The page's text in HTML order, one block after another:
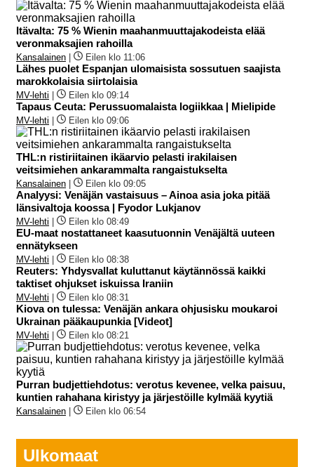
Itävalta: 75 % Wienin maahanmuuttajakodeista elää
veronmaksajien rahoilla
Kansalainen Eilen klo 11:06
Lähes puolet Espanjan ulomaisista sossutuen saajista
marokkolaisia siirtolaisia
MV-lehti Eilen klo 09:14
Tapaus Ceuta: Perussuomalaista logiikkaa | Mielipide
MV-lehti Eilen klo 09:06
THL:n ristiriitainen ikäarvio pelasti irakilaisen
veitsimiehen ankarammalta rangaistukselta
Kansalainen Eilen klo 09:05
Analyysi: Venäjän vastaisuus – Ainoa asia joka pitää
länsivaltoja koossa | Fyodor Lukjanov
MV-lehti Eilen klo 08:49
EU-maat nostattaneet kaasutuonnin Venäjältä uuteen
ennätykseen
MV-lehti Eilen klo 08:38
Reuters: Yhdysvallat kuluttanut käytännössä kaikki
taktiset ohjukset iskuissa Iraniin
MV-lehti Eilen klo 08:31
Kiova on tulessa: Venäjän ankara ohjusisku moukaroi
Ukrainan pääkaupunkia [Videot]
MV-lehti Eilen klo 08:21
Purran budjettiehdotus: verotus kevenee, velka paisuu,
kuntien rahahana kiristyy ja järjestöille kylmää kyytiä
Kansalainen Eilen klo 06:54
Ulkomaat